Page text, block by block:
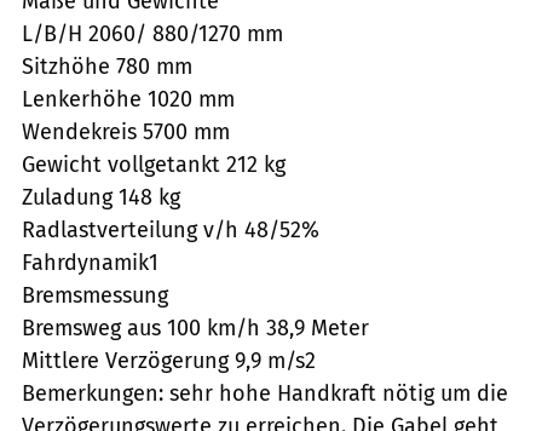
L/B/H 2060/ 880/1270 mm
Sitzhöhe 780 mm
Lenkerhöhe 1020 mm
Wendekreis 5700 mm
Gewicht vollgetankt 212 kg
Zuladung 148 kg
Radlastverteilung v/h 48/52%
Fahrdynamik1
Bremsmessung
Bremsweg aus 100 km/h 38,9 Meter
Mittlere Verzögerung 9,9 m/s2
Bemerkungen: sehr hohe Handkraft nötig um die